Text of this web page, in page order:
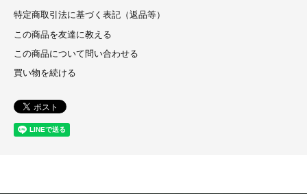
特定商取引法に基づく表記（返品等）
この商品を友達に教える
この商品について問い合わせる
買い物を続ける